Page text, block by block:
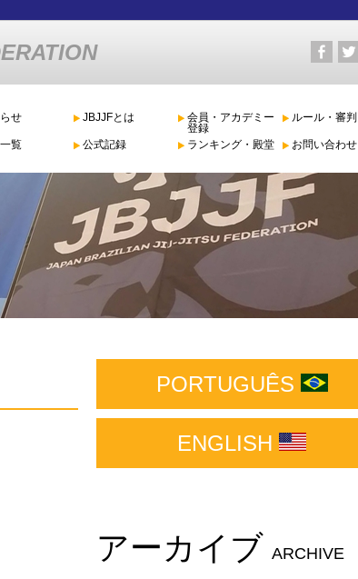
せ JBJJFとは
会員・アカデミー
登録
ルール・審判
覧 公式記録 ランキング・殿堂 お問い合わせ
PORTUGUÊS
ENGLISH
アーカイブ ARCHIVE